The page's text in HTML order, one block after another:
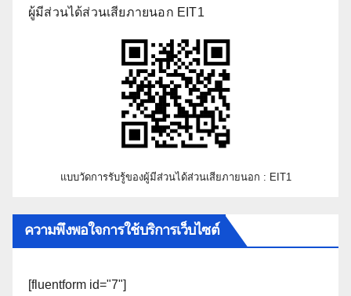
ผู้มีส่วนได้ส่วนเสียภายนอก EIT1
แบบวัดการรับรู้ของผู้มีส่วนได้ส่วนเสียภายนอก : EIT1
ความพึงพอใจการใช้บริการเว็บไซต์
[fluentform id="7"]